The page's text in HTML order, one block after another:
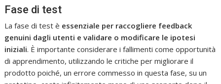
Fase di test
La fase di test è essenziale per raccogliere feedback
genuini dagli utenti e validare o modificare le ipotesi
iniziali. È importante considerare i fallimenti come opportunità
di apprendimento, utilizzando le critiche per migliorare il
prodotto poiché, un errore commesso in questa fase, su un